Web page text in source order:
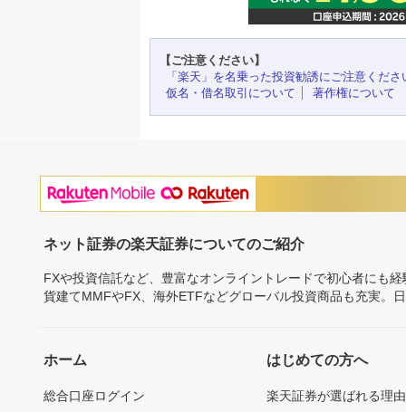
【ご注意ください】
「楽天」を名乗った投資勧誘にご注意くださ
仮名・借名取引について
著作権について
ネット証券の楽天証券についてのご紹介
FXや投資信託など、豊富なオンライントレードで初心者にも
貨建てMMFやFX、海外ETFなどグローバル投資商品も充実。
ホーム
総合口座ログイン
はじめての方へ
楽天証券が選ばれる理由